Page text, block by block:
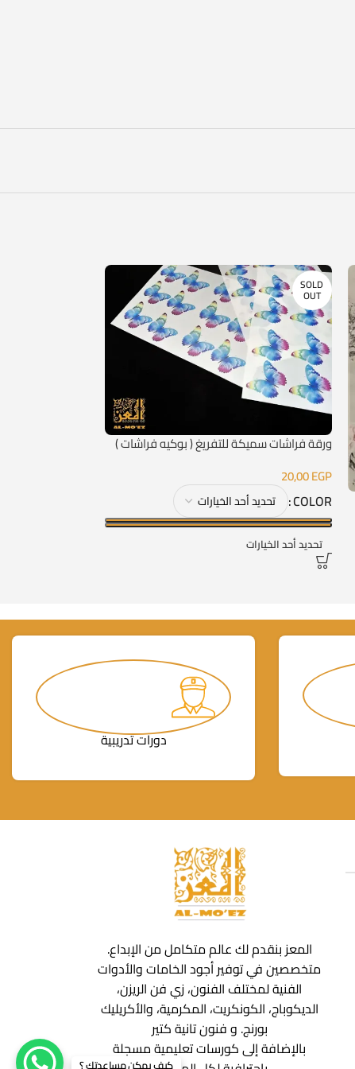
SOLD
OUT
ورقة فراشات سميكة للتفريغ ( بوكيه فراشات )
20,00EGP
COLOR
تحديد أحد الخيارات
دورات تدريبية
المعز بنقدم لك عالم متكامل من الإبداع.
متخصصين في توفير أجود الخامات والأدوات
الفنية لمختلف الفنون، زي فن الريزن،
الديكوباج، الكونكريت، المكرمية، والأكريليك
بورنج. و فنون تانية كتير
بالإضافة إلى كورسات تعليمية مسجلة
كيف يمكن مساعدتك ؟